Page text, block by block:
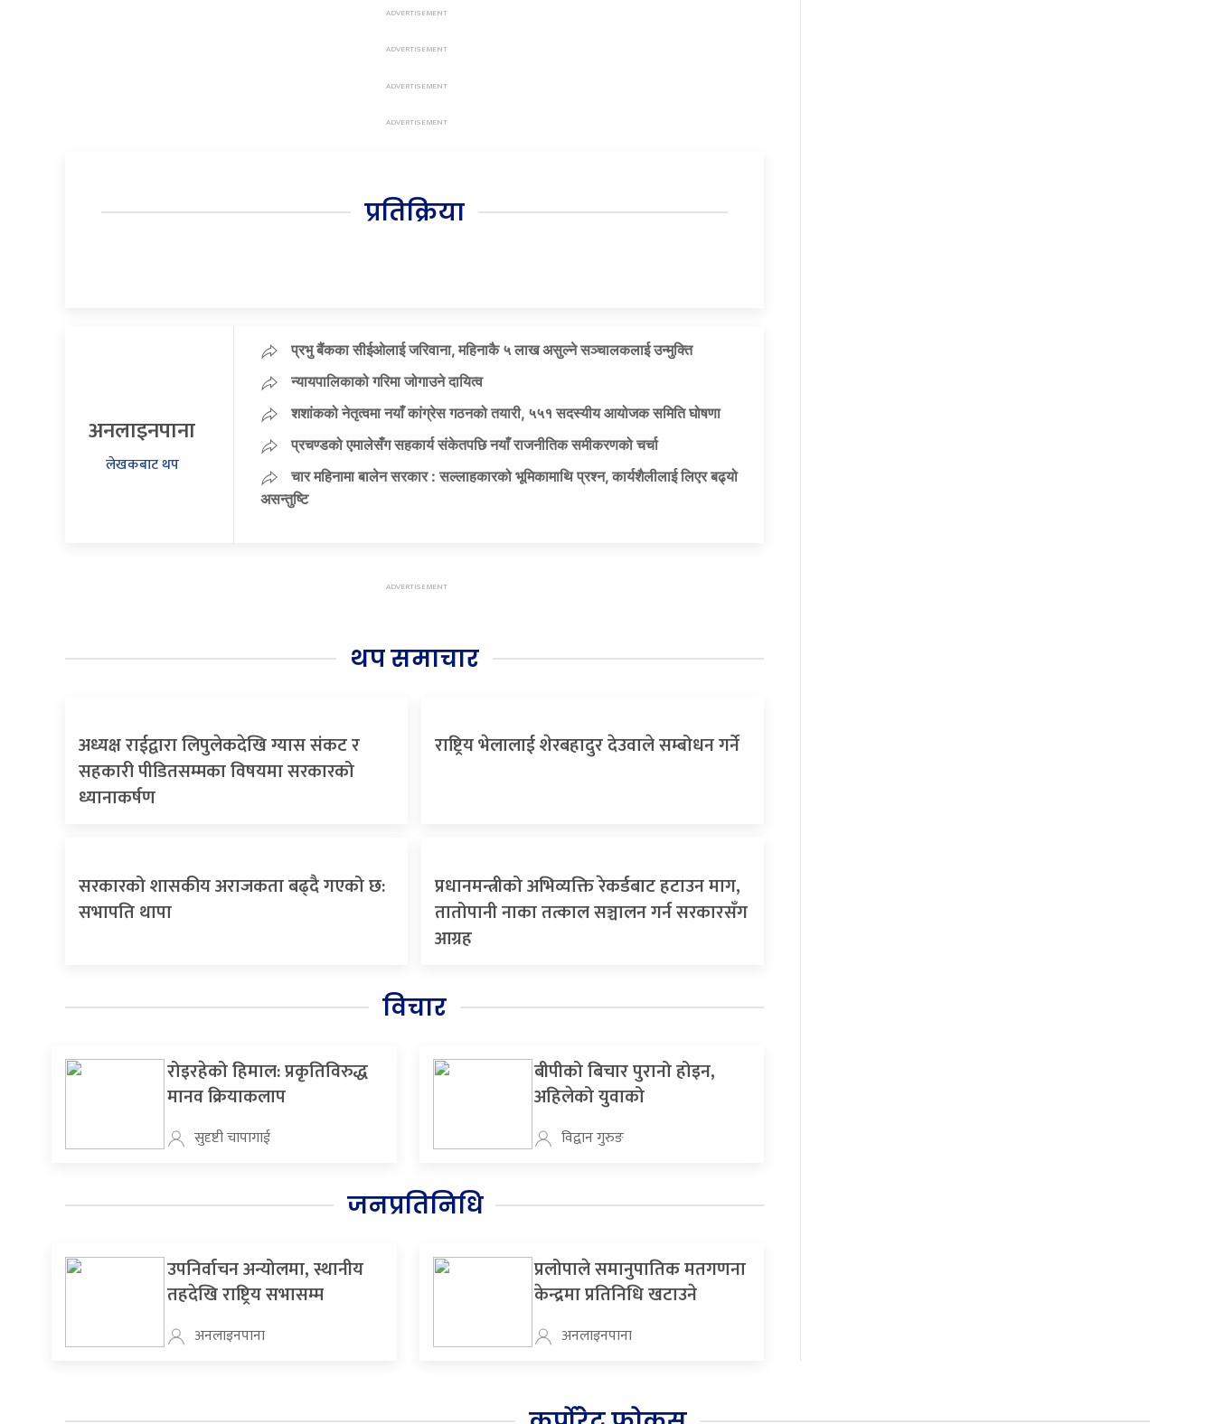
प्रतिक्रिया
अनलाइनपाना
लेखकबाट थप
प्रभु बैंकका सीईओलाई जरिवाना, महिनाकै ५ लाख असुल्ने सञ्चालकलाई उन्मुक्ति
न्यायपालिकाको गरिमा जोगाउने दायित्व
शशांकको नेतृत्वमा नयाँ कांग्रेस गठनको तयारी, ५५१ सदस्यीय आयोजक समिति घोषणा
प्रचण्डको एमालेसँग सहकार्य संकेतपछि नयाँ राजनीतिक समीकरणको चर्चा
चार महिनामा बालेन सरकार : सल्लाहकारको भूमिकामाथि प्रश्न, कार्यशैलीलाई लिएर बढ्यो
असन्तुष्टि
थप समाचार
अध्यक्ष राईद्वारा लिपुलेकदेखि ग्यास संकट र
सहकारी पीडितसम्मका विषयमा सरकारको
ध्यानाकर्षण
राष्ट्रिय भेलालाई शेरबहादुर देउवाले सम्बोधन गर्ने
सरकारको शासकीय अराजकता बढ्दै गएको छ:
सभापति थापा
प्रधानमन्त्रीको अभिव्यक्ति रेकर्डबाट हटाउन माग,
तातोपानी नाका तत्काल सञ्चालन गर्न सरकारसँग
आग्रह
विचार
रोइरहेको हिमाल: प्रकृतिविरुद्ध
मानव क्रियाकलाप
सुदृष्टी चापागाई
बीपीको बिचार पुरानो होइन,
अहिलेको युवाको
विद्वान गुरुङ
जनप्रतिनिधि
उपनिर्वाचन अन्योलमा, स्थानीय
तहदेखि राष्ट्रिय सभासम्म
अनलाइनपाना
प्रलोपाले समानुपातिक मतगणना
केन्द्रमा प्रतिनिधि खटाउने
अनलाइनपाना